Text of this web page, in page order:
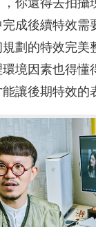
成後續特效需
劃的特效完美
境因素也得懂
讓後期特效的